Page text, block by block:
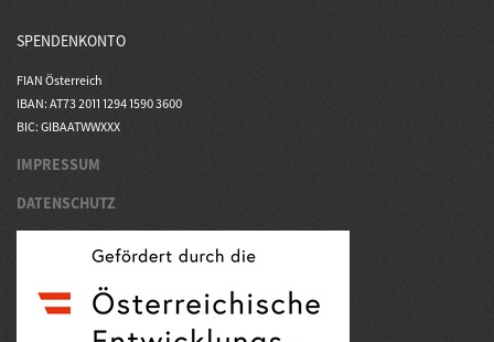
SPENDENKONTO
FIAN Österreich
IBAN: AT73 2011 1294 1590 3600
BIC: GIBAATWWXXX
IMPRESSUM
DATENSCHUTZ